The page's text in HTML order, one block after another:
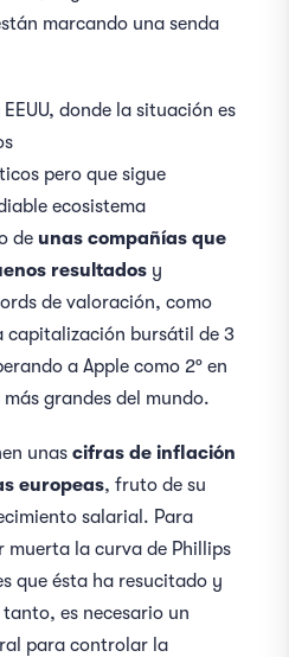
marcando una senda
donde la situación es
pero que sigue
ecosistema
de unas compañías que
resultados y
de valoración, como
capitalización bursátil de 3
a Apple como 2º en
grandes del mundo.
unascifras de inflación
europeas, fruto de su
salarial. Para
muerta la curva de Phillips
que ésta ha resucitado y
es necesario un
para controlar la